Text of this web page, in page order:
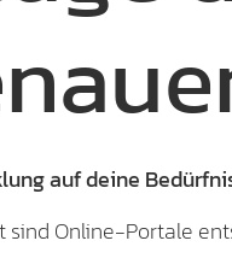
auf deine
Online-Portale